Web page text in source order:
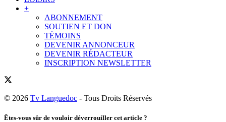
+
ABONNEMENT
SOUTIEN ET DON
TÉMOINS
DEVENIR ANNONCEUR
DEVENIR RÉDACTEUR
INSCRIPTION NEWSLETTER
© 2026 Tv Languedoc - Tous Droits Réservés
Êtes-vous sûr de vouloir déverrouiller cet article ?